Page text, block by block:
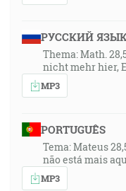
РУССКИЙ
Thema: Math.
nicht mehr hier,
MP3
PORTUGUÊS
Tema: Mateus
não está mais
MP3